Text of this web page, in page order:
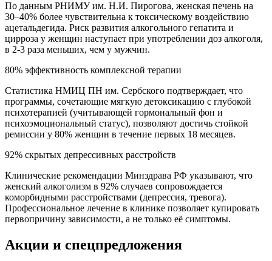
По данным РНИМУ им. Н.И. Пирогова, женская печень на
30–40% более чувствительна к токсическому воздействию
ацетальдегида. Риск развития алкогольного гепатита и
цирроза у женщин наступает при употреблении доз алкоголя,
в 2-3 раза меньших, чем у мужчин.
80% эффективность комплексной терапии
Статистика НМИЦ ПН им. Сербского подтверждает, что
программы, сочетающие мягкую детоксикацию с глубокой
психотерапией (учитывающей гормональный фон и
психоэмоциональный статус), позволяют достичь стойкой
ремиссии у 80% женщин в течение первых 18 месяцев.
92% скрытых депрессивных расстройств
Клинические рекомендации Минздрава РФ указывают, что
женский алкоголизм в 92% случаев сопровождается
коморбидными расстройствами (депрессия, тревога).
Профессиональное лечение в клинике позволяет купировать
первопричину зависимости, а не только её симптомы.
Акции и спецпредложения